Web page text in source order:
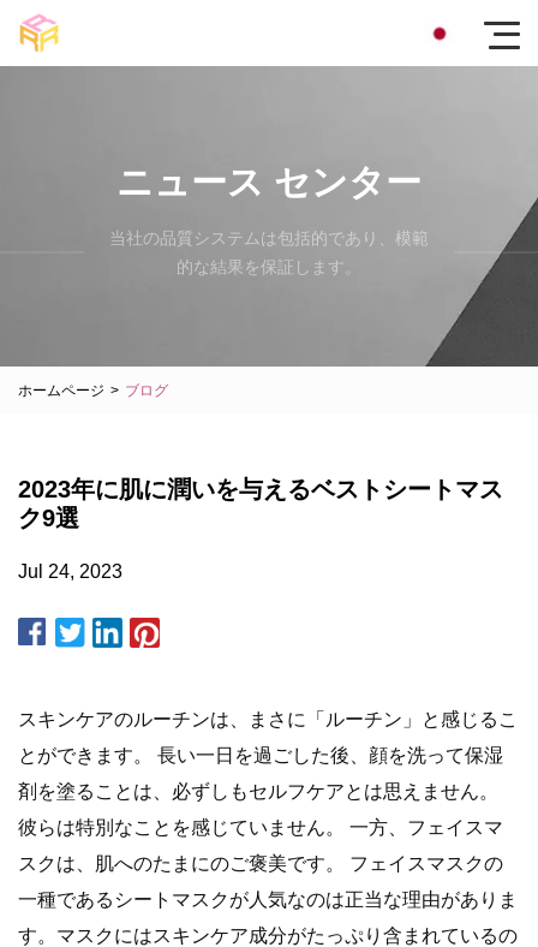
ニュース センター
当社の品質システムは包括的であり、模範
的な結果を保証します。
ホームページ > ブログ
2023年に肌に潤いを与えるベストシートマス
ク9選
Jul 24, 2023
スキンケアのルーチンは、まさに「ルーチン」と感じるこ
とができます。 長い一日を過ごした後、顔を洗って保湿
剤を塗ることは、必ずしもセルフケアとは思えません。
彼らは特別なことを感じていません。 一方、フェイスマ
スクは、肌へのたまにのご褒美です。 フェイスマスクの
一種であるシートマスクが人気なのは正当な理由がありま
す。マスクにはスキンケア成分がたっぷり含まれているの